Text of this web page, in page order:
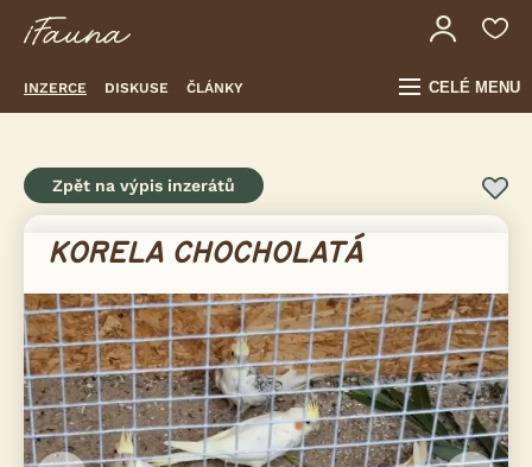
INZERCE DISKUSE ČLÁNKY CELÉ MENU
Zpět na výpis inzerátů
KORELA CHOCHOLATÁ